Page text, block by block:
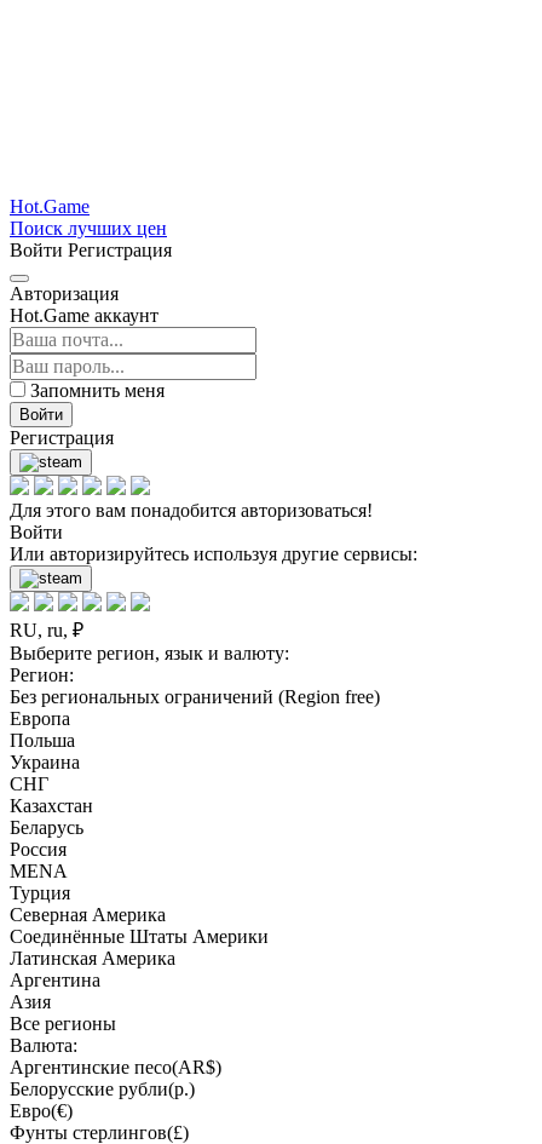
Hot.Game
Поиск лучших цен
Войти Регистрация
Авторизация
Hot.Game аккаунт
Запомнить меня
Войти
Регистрация
Для этого вам понадобится авторизоваться!
Войти
Или авторизируйтесь используя другие сервисы:
RU, ru, ₽
Выберите регион, язык и валюту:
Регион:
Без региональных ограничений (Region free)
Европа
Польша
Украина
СНГ
Казахстан
Беларусь
Россия
MENA
Турция
Северная Америка
Соединённые Штаты Америки
Латинская Америка
Аргентина
Азия
Все регионы
Валюта:
Аргентинские песо(AR$)
Белорусские рубли(р.)
Евро(€)
Фунты стерлингов(£)